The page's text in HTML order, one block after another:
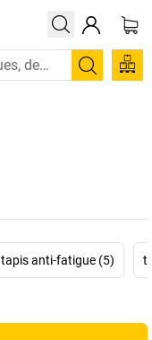
tapis anti-fatigue (5)